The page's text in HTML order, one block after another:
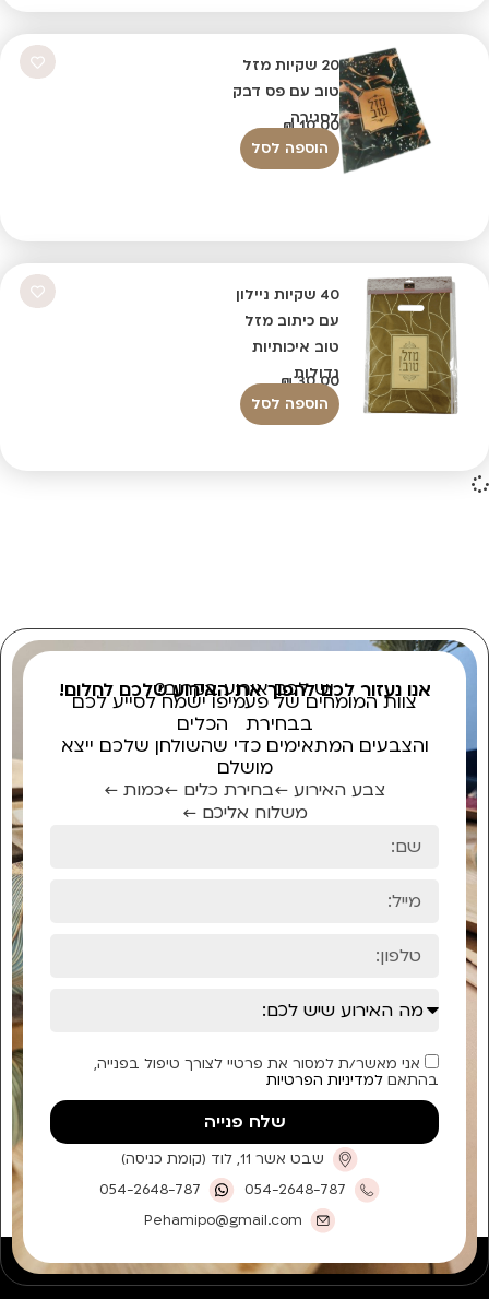
20 שקיות מזל
טוב עם פס דבק
לסגירה₪10.00
הוספה לסל
40 שקיות ניילון
עם כיתוב מזל
טוב איכותיות
גדולות₪30.00
הוספה לסל
יש לכם אירוע בקרוב?
אנו נעזור לכם להפוך את האירוע שלכם לחלום!
צוות המומחים של פעמיפו ישמח לסייע לכם
בבחירת הכלים
והצבעים המתאימים כדי שהשולחן שלכם ייצא
מושלם
צבע האירוע ←בחירת כלים ←כמות ←
משלוח אליכם ←
אני מאשר/ת למסור את פרטיי לצורך טיפול בפנייה,
בהתאם למדיניות הפרטיות
שלח פנייה
שבט אשר 11, לוד (קומת כניסה)
054-2648-787
054-2648-787
Pehamipo@gmail.com